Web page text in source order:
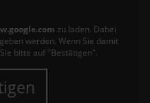
zu laden. Dabei
werden. Wenn Sie damit
bitte auf "Bestätigen".